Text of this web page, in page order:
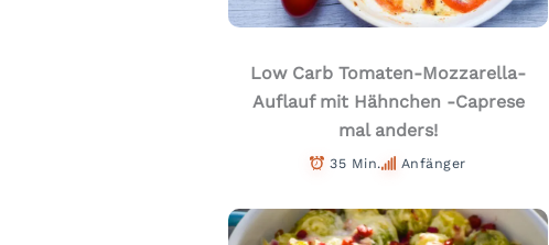
Low Carb Tomaten-Mozzarella-
Auflauf mit Hähnchen -Caprese
mal anders!
35 Min. Anfänger